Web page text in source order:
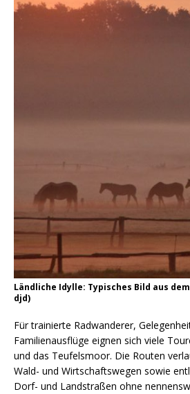
Ländliche Idylle: Typisches Bild aus
djd)
Für trainierte Radwanderer,
Familienausflüge eignen sich viele
und das Teufelsmoor. Die Routen
Wald- und Wirtschaftswegen sowie
Dorf- und Landstraßen ohne